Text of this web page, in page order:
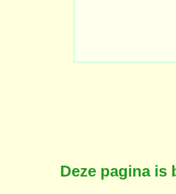
Deze pagina